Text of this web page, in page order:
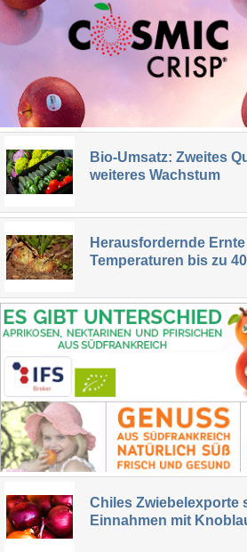
Bio-Umsatz: Zweites
weiteres Wachstum
Herausfordernde
Temperaturen bis zu 40
Chiles Zwiebelexporte
Einnahmen mit